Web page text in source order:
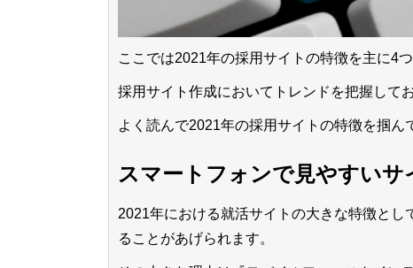
ここでは2021年の採用サイトの特徴を主に4
採用サイト作成においてトレンドを把握して
よく読んで2021年の採用サイトの特徴を掴ん
スマートフォンで見やすいサ
2021年における就活サイトの大きな特徴と
ることがあげられます。